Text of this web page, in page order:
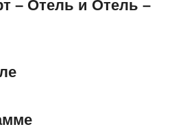
– Отель и Отель –